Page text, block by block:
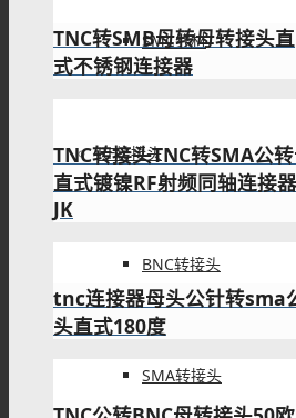
SMC线材
RF转接头
BNC转接头
SMA转接头
TNC转SMB母转母转接头直
式不锈钢连接器
TNC转接头TNC转SMA公
直式镀镍RF射频同轴连接器
JK
tnc连接器母头公针转sma
头直式180度